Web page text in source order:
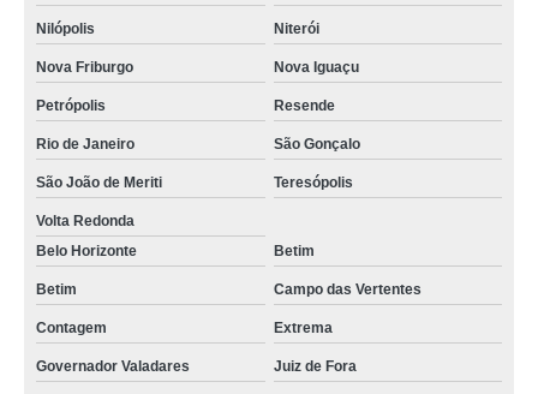
Nilópolis Niterói
Nova Friburgo Nova Iguaçu
Petrópolis Resende
Rio de Janeiro São Gonçalo
São João de Meriti Teresópolis
Volta Redonda
Belo Horizonte
Betim
Betim Campo das Vertentes
Contagem Extrema
Governador Valadares Juiz de Fora